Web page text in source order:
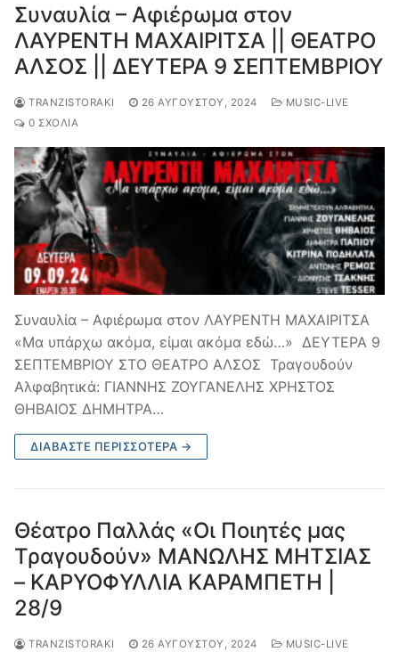
Συναυλία – Αφιέρωμα στον
ΛΑΥΡΕΝΤΗ ΜΑΧΑΙΡΙΤΣΑ || ΘΕΑΤΡΟ
ΑΛΣΟΣ || ΔΕΥΤΕΡΑ 9 ΣΕΠΤΕΜΒΡΙΟΥ
TRANZISTORAKI 26 ΑΥΓΟΎΣΤΟΥ, 2024
MUSIC-LIVE
0 ΣΧΌΛΙΑ
Συναυλία – Αφιέρωμα στον ΛΑΥΡΕΝΤΗ ΜΑΧΑΙΡΙΤΣΑ
«Μα υπάρχω ακόμα, είμαι ακόμα εδώ…» ΔΕΥΤΕΡΑ 9
ΣΕΠΤΕΜΒΡΙΟΥ ΣΤΟ ΘΕΑΤΡΟ ΑΛΣΟΣ Τραγουδούν
Αλφαβητικά: ΓΙΑΝΝΗΣ ΖΟΥΓΑΝΕΛΗΣ ΧΡΗΣΤΟΣ
ΘΗΒΑΙΟΣ ΔΗΜΗΤΡΑ…
ΔΙΑΒΆΣΤΕ ΠΕΡΙΣΣΌΤΕΡΑ →
Θέατρο Παλλάς «Οι Ποιητές μας
Τραγουδούν» ΜΑΝΩΛΗΣ ΜΗΤΣΙΑΣ
– ΚΑΡΥΟΦΥΛΛΙΑ ΚΑΡΑΜΠΕΤΗ |
28/9
TRANZISTORAKI 26 ΑΥΓΟΎΣΤΟΥ, 2024
MUSIC-LIVE